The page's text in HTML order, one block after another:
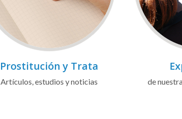
Prostitución y Trata
Artículos, estudios y noticias de